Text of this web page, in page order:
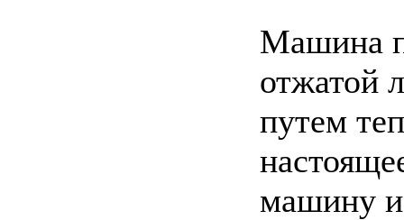
Машина
отжатой
путем
машину